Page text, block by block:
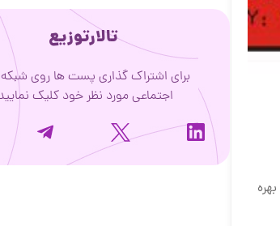
تالارتوزیع
برای اشتراک گذاری پست ها روی شبکه های
اجتماعی مورد نظر خود کلیک نمایید.